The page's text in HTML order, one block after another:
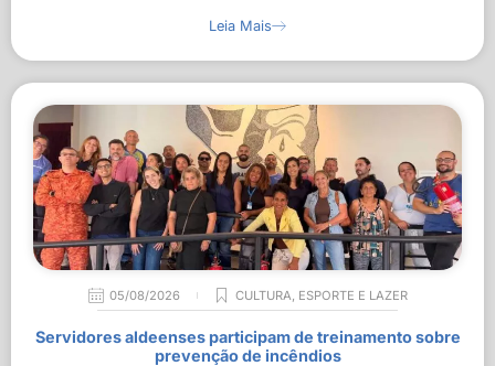
Leia Mais
05/08/2026 CULTURA, ESPORTE E LAZER
Servidores aldeenses participam de treinamento sobre
prevenção de incêndios